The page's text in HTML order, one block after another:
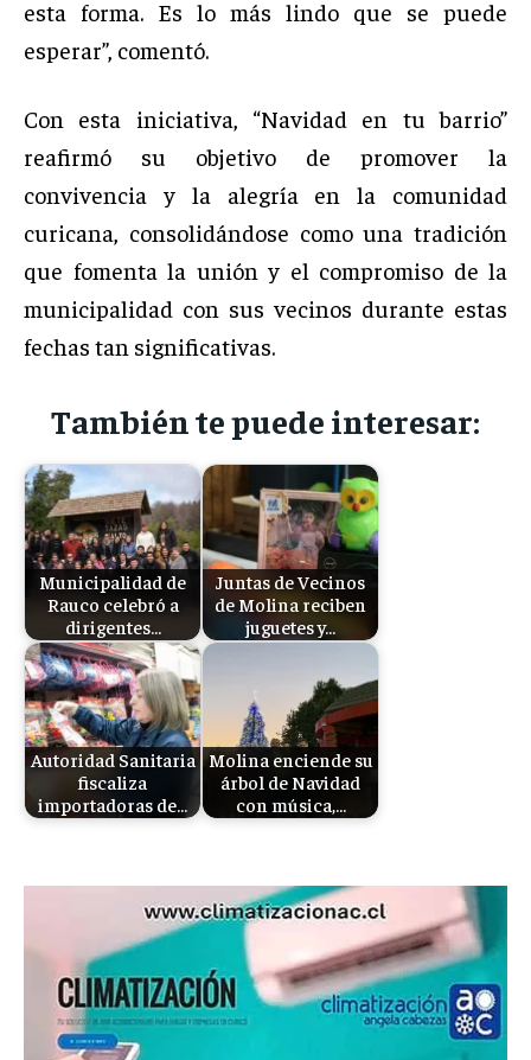
esta forma. Es lo más lindo que se puede
esperar”, comentó.
Con esta iniciativa, “Navidad en tu barrio”
reafirmó su objetivo de promover la
convivencia y la alegría en la comunidad
curicana, consolidándose como una tradición
que fomenta la unión y el compromiso de la
municipalidad con sus vecinos durante estas
fechas tan significativas.
También te puede interesar:
Municipalidad de
Rauco celebró a
dirigentes…
Juntas de Vecinos
de Molina reciben
juguetes y…
Autoridad Sanitaria
fiscaliza
importadoras de…
Molina enciende su
árbol de Navidad
con música,…